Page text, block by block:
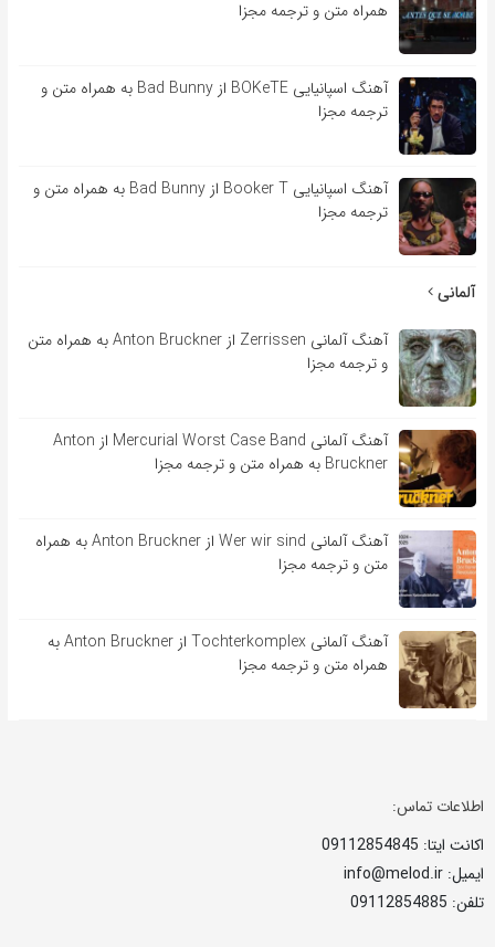
همراه متن و ترجمه مجزا
آهنگ اسپانیایی BOKeTE از Bad Bunny به همراه متن و
ترجمه مجزا
آهنگ اسپانیایی Booker T از Bad Bunny به همراه متن و
ترجمه مجزا
آلمانی
آهنگ آلمانی Zerrissen از Anton Bruckner به همراه متن
و ترجمه مجزا
آهنگ آلمانی Mercurial Worst Case Band از Anton
Bruckner به همراه متن و ترجمه مجزا
آهنگ آلمانی Wer wir sind از Anton Bruckner به همراه
متن و ترجمه مجزا
آهنگ آلمانی Tochterkomplex از Anton Bruckner به
همراه متن و ترجمه مجزا
اطلاعات تماس:
اکانت ایتا: 09112854845
ایمیل: info@melod.ir
تلفن: 09112854885